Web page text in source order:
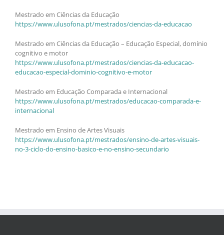
Mestrado em Ciências da Educação
https://www.ulusofona.pt/mestrados/ciencias-da-educacao
Mestrado em Ciências da Educação – Educação Especial, domínio
cognitivo e motor
https://www.ulusofona.pt/mestrados/ciencias-da-educacao-
educacao-especial-dominio-cognitivo-e-motor
Mestrado em Educação Comparada e Internacional
https://www.ulusofona.pt/mestrados/educacao-comparada-e-
internacional
Mestrado em Ensino de Artes Visuais
https://www.ulusofona.pt/mestrados/ensino-de-artes-visuais-
no-3-ciclo-do-ensino-basico-e-no-ensino-secundario